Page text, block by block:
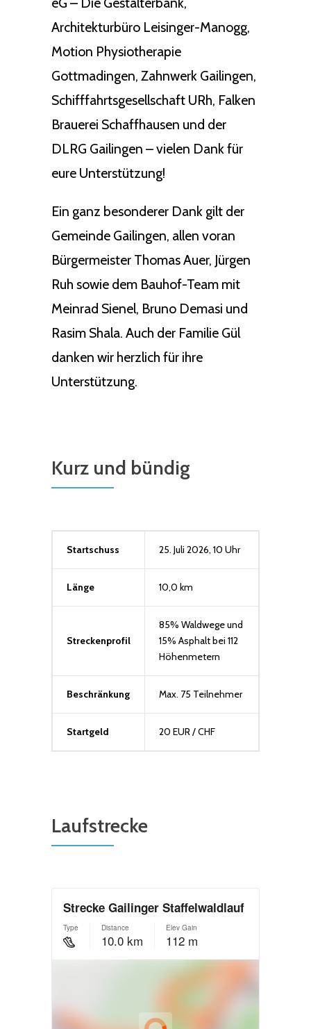
Architekturbüro Leisinger-Manogg,
Motion Physiotherapie
Gottmadingen, Zahnwerk Gailingen,
Schifffahrtsgesellschaft URh, Falken
Brauerei Schaffhausen und der
DLRG Gailingen – vielen Dank für
eure Unterstützung!
Ein ganz besonderer Dank gilt der
Gemeinde Gailingen, allen voran
Bürgermeister Thomas Auer, Jürgen
Ruh sowie dem Bauhof-Team mit
Meinrad Sienel, Bruno Demasi und
Rasim Shala. Auch der Familie Gül
danken wir herzlich für ihre
Unterstützung.
Kurz und bündig
Startschuss 25. Juli 2026, 10 Uhr
Länge 10,0 km
Streckenprofil
85% Waldwege und
15% Asphalt bei 112
Höhenmetern
Beschränkung Max. 75 Teilnehmer
Startgeld 20 EUR / CHF
Laufstrecke